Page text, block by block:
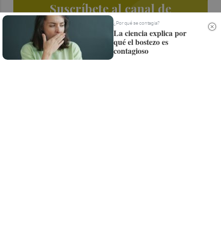
Suscríbete al canal de
Whatsapp
Siempre al día de las últimas noticias
¡Quiero suscribirme!
¿Por qué se contagia?
La ciencia explica por
qué el bostezo es
contagioso